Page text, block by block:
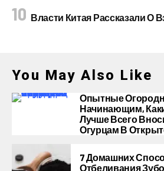
Власти Китая Рассказали О
You May Also Like
Опытные
Начинающим,
Лучше Всего
Огурцам В
7 Домашних
Отбеливания